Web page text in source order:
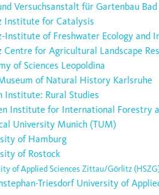
Versuchsanstalt für Gartenbau
Institute for Catalysis
Institute of Freshwater Ecology and
Centre for Agricultural Landscape
of Sciences Leopoldina
of Natural History Karlsruhe
Institute: Rural Studies
Institute for International Forestry
University Munich (TUM)
of Hamburg
of Rostock
of Applied Sciences Zittau/Görlitz
Triesdorf University of